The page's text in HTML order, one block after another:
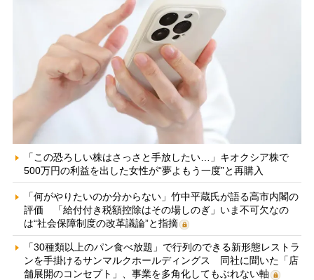
「この恐ろしい株はさっさと手放したい…」キオクシア株で
500万円の利益を出した女性が“夢よもう一度”と再購入
「何がやりたいのか分からない」竹中平蔵氏が語る高市内閣の
評価 「給付付き税額控除はその場しのぎ」いま不可欠なの
は“社会保障制度の改革議論”と指摘
「30種類以上のパン食べ放題」で行列のできる新形態レストラ
ンを手掛けるサンマルクホールディングス 同社に聞いた「店
舗展開のコンセプト」、事業を多角化してもぶれない軸